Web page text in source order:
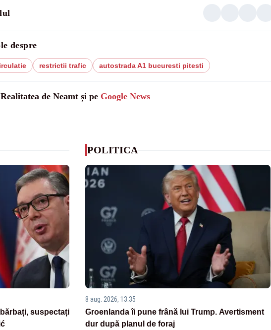
despre
restrictii trafic autostrada A1 bucuresti pitesti
de Neamt și pe Google News
suspectați
POLITICA
8 aug. 2026, 13:35
Groenlanda îi pune frână lui Trump. Avertisment
dur după planul de foraj